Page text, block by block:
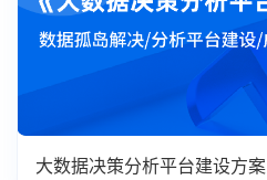
大数据决策分析平台建设方案